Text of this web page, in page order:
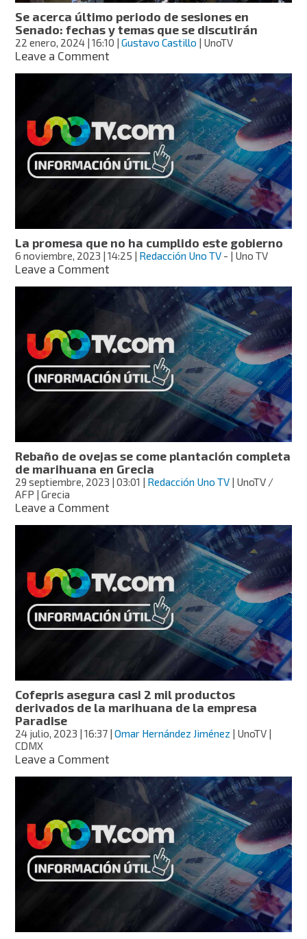
Se acerca último periodo de sesiones en
Senado: fechas y temas que se discutirán
22 enero, 2024 | 16:10 |Gustavo Castillo | UnoTV
Leave a Commenton
acerca
último
de
sesiones
en
Senado:
fechas
y
se
discutirán
La promesa que no ha cumplido este gobierno
6 noviembre, 2023 | 14:25 | Redacción Uno TV - | Uno TV
Leave a Commenton
promesa
que
ha
cumplido
este
gobierno
Rebaño de ovejas se come plantación completa
de marihuana en Grecia
29 septiembre, 2023 | 03:01 | Redacción Uno TV | UnoTV /
AFP | Grecia
Leave a Commenton
de
ovejas
come
plantación
completa
de
marihuana
en
Cofepris asegura casi 2 mil productos
derivados de la marihuana de la empresa
Paradise
24 julio, 2023 | 16:37 |Omar Hernández Jiménez | UnoTV |
CDMX
Leave a Commenton
asegura
casi
mil
productos
derivados
de
la
marihuana
empresa